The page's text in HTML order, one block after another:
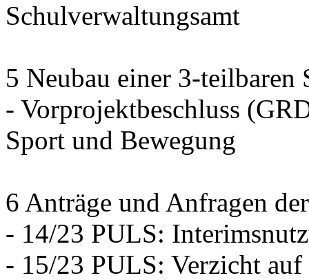
Schulverwaltungsamt
5 Neubau einer 3-teilbaren
- Vorprojektbeschluss
Sport und Bewegung
6 Anträge und Anfragen
- 14/23 PULS:
- 15/23 PULS: Verzicht